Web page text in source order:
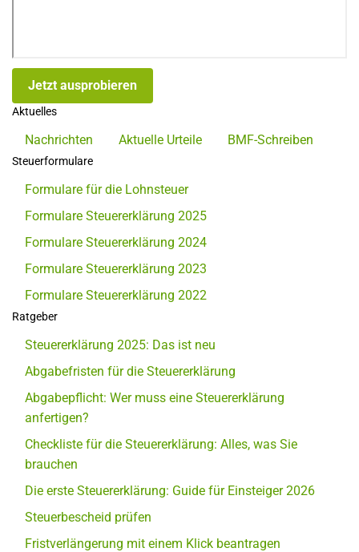
Jetzt ausprobieren
Aktuelles
Nachrichten Aktuelle Urteile BMF-Schreiben
Steuerformulare
Formulare für die Lohnsteuer
Formulare Steuererklärung 2025
Formulare Steuererklärung 2024
Formulare Steuererklärung 2023
Formulare Steuererklärung 2022
Ratgeber
Steuererklärung 2025: Das ist neu
Abgabefristen für die Steuererklärung
Abgabepflicht: Wer muss eine Steuererklärung
anfertigen?
Checkliste für die Steuererklärung: Alles, was Sie
brauchen
Die erste Steuererklärung: Guide für Einsteiger 2026
Steuerbescheid prüfen
Fristverlängerung mit einem Klick beantragen